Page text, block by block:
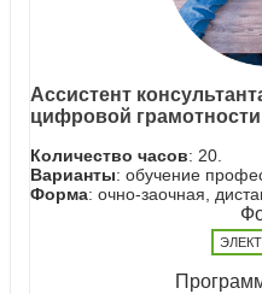
Ассистент
цифровой грамотности
Количество часов: 20.
Варианты: обучение
Форма: очно-заочная,